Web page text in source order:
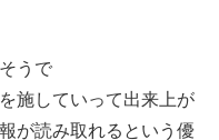
うで
施していって出来上が
が読み取れるという優